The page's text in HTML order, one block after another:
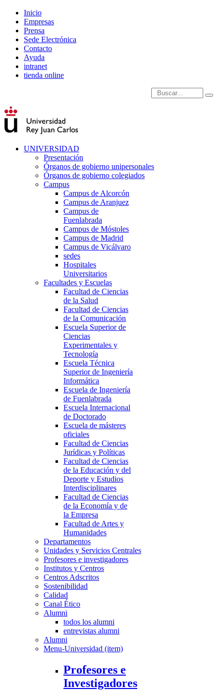
Inicio
Empresas
Prensa
Sede Electrónica
Contacto
Ayuda
intranet
tienda online
Introduce términos de
UNIVERSIDAD
Presentación
Órganos de gobierno unipersonales
Órganos de gobierno colegiados
Campus
Campus de Alcorcón
Campus de Aranjuez
Campus de
Fuenlabrada
Campus de Móstoles
Campus de Madrid
Campus de Vicálvaro
sedes
Hospitales
Universitarios
Facultades y Escuelas
Facultad de Ciencias
de la Salud
Facultad de Ciencias
de la Comunicación
Escuela Superior de
Ciencias
Experimentales y
Tecnología
Escuela Técnica
Superior de Ingeniería
Informática
Escuela de Ingeniería
de Fuenlabrada
Escuela Internacional
de Doctorado
Escuela de másteres
oficiales
Facultad de Ciencias
Jurídicas y Políticas
Facultad de Ciencias
de la Educación y del
Deporte y Estudios
Interdisciplinares
Facultad de Ciencias
de la Economía y de
la Empresa
Facultad de Artes y
Humanidades
Departamentos
Unidades y Servicios Centrales
Profesores e investigadores
Institutos y Centros
Centros Adscritos
Sostenibilidad
Calidad
Canal Ético
Alumni
todos los alumni
entrevistas alumni
Alumni
Menu-Universidad (item)
Profesores e
Investigadores